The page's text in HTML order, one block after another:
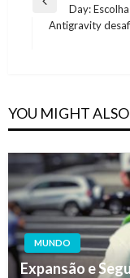
Previous
Post
Day:
Antigravity
YOU MIGHT
MUNDO
Expansão e